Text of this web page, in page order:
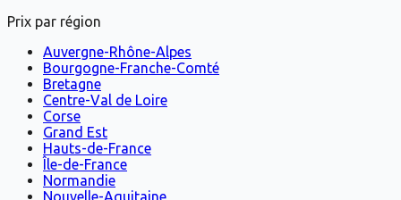
Prix par région
Auvergne-Rhône-Alpes
Bourgogne-Franche-Comté
Bretagne
Centre-Val de Loire
Corse
Grand Est
Hauts-de-France
Île-de-France
Normandie
Nouvelle-Aquitaine